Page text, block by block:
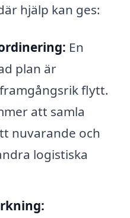
hjälp kan ges:
En
plan är
flytt.
att samla
nuvarande och
logistiska